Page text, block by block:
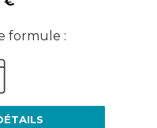
formule :